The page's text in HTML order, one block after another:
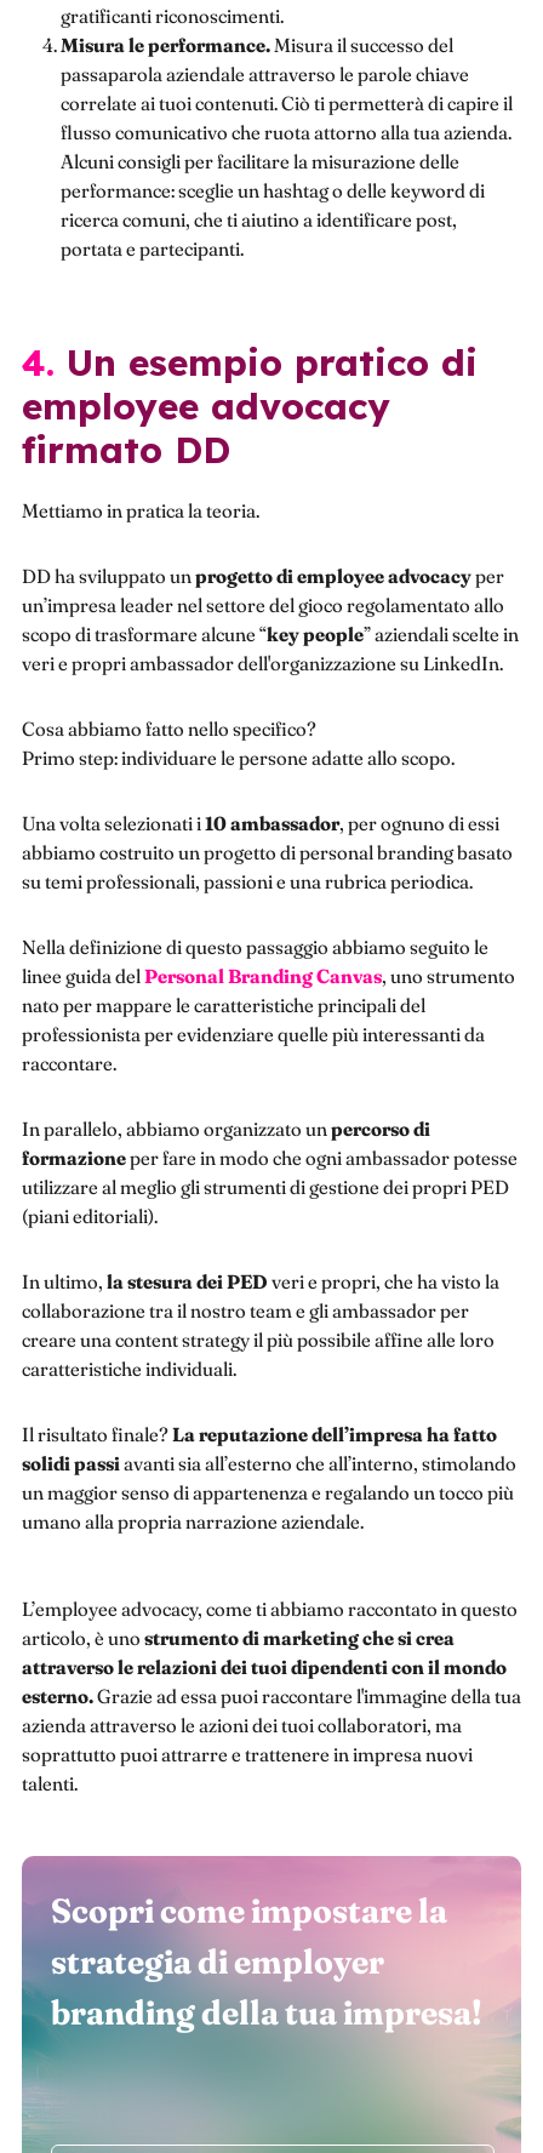
gratificanti riconoscimenti.
Misura le performance. Misura il successo del
passaparola aziendale attraverso le parole chiave
correlate ai tuoi contenuti. Ciò ti permetterà di capire il
flusso comunicativo che ruota attorno alla tua azienda.
Alcuni consigli per facilitare la misurazione delle
performance: sceglie un hashtag o delle keyword di
ricerca comuni, che ti aiutino a identificare post,
portata e partecipanti.
4. Un esempio pratico di
employee advocacy
firmato DD
Mettiamo in pratica la teoria.
DD ha sviluppato un progetto di employee advocacyper
un’impresa leader nel settore del gioco regolamentato allo
scopo di trasformare alcune “key people” aziendali scelte in
veri e propri ambassador dell'organizzazione su LinkedIn.
Cosa abbiamo fatto nello specifico?
Primo step: individuare le persone adatte allo scopo.
Una volta selezionati i10 ambassador, per ognuno di essi
abbiamo costruito un progetto di personal branding basato
su temi professionali, passioni e una rubrica periodica.
Nella definizione di questo passaggio abbiamo seguito le
linee guida del Personal Branding Canvas, uno strumento
nato per mappare le caratteristiche principali del
professionista per evidenziare quelle più interessanti da
raccontare.
In parallelo, abbiamo organizzato un percorso di
formazioneper fare in modo che ogni ambassador potesse
utilizzare al meglio gli strumenti di gestione dei propri PED
(piani editoriali).
In ultimo, la stesura dei PED veri e propri, che ha visto la
collaborazione tra il nostro team e gli ambassador per
creare una content strategy il più possibile affine alle loro
caratteristiche individuali.
Il risultato finale?La reputazione dell’impresa ha fatto
solidi passi avanti sia all’esterno che all’interno, stimolando
un maggior senso di appartenenza e regalando un tocco più
umano alla propria narrazione aziendale.
L’employee advocacy, come ti abbiamo raccontato in questo
articolo, è uno strumento di marketing che si crea
attraverso le relazioni dei tuoi dipendenti con il mondo
esterno.Grazie ad essa puoi raccontare l'immagine della tua
azienda attraverso le azioni dei tuoi collaboratori, ma
soprattutto puoi attrarre e trattenere in impresa nuovi
talenti.
Scopri come impostare la
strategia di employer
branding della tua impresa!